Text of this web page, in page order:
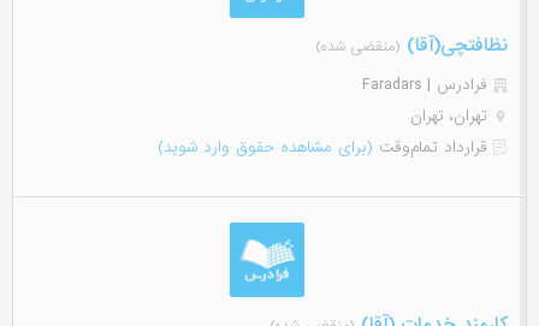
نظافتچی(آقا) (منقضی شده)
فرادرس | Faradars
تهران، تهران
قرارداد تمام‌وقت (برای مشاهده حقوق وارد شوید)